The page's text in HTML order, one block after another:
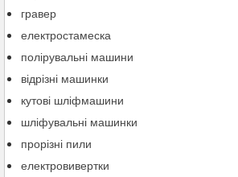
гравер
електростамеска
полірувальні машини
відрізні машинки
кутові шліфмашини
шліфувальні машинки
прорізні пили
електровивертки